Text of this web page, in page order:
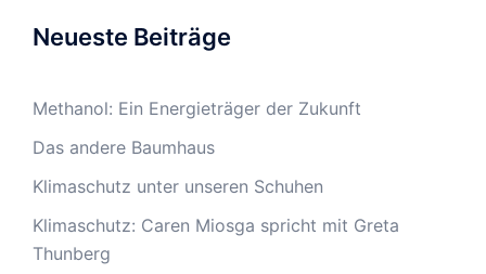
Neueste Beiträge
Methanol: Ein Energieträger der Zukunft
Das andere Baumhaus
Klimaschutz unter unseren Schuhen
Klimaschutz: Caren Miosga spricht mit Greta
Thunberg